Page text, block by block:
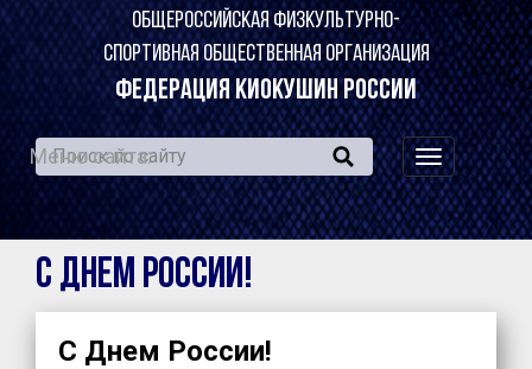
ОБЩЕРОССИЙСКАЯ ФИЗКУЛЬТУРНО-
СПОРТИВНАЯ ОБЩЕСТВЕННАЯ ОРГАНИЗАЦИЯ
ФЕДЕРАЦИЯ КИОКУШИН РОССИИ
навигация
по
сайту
Меню сайта:
С Днем России!
С Днем России!